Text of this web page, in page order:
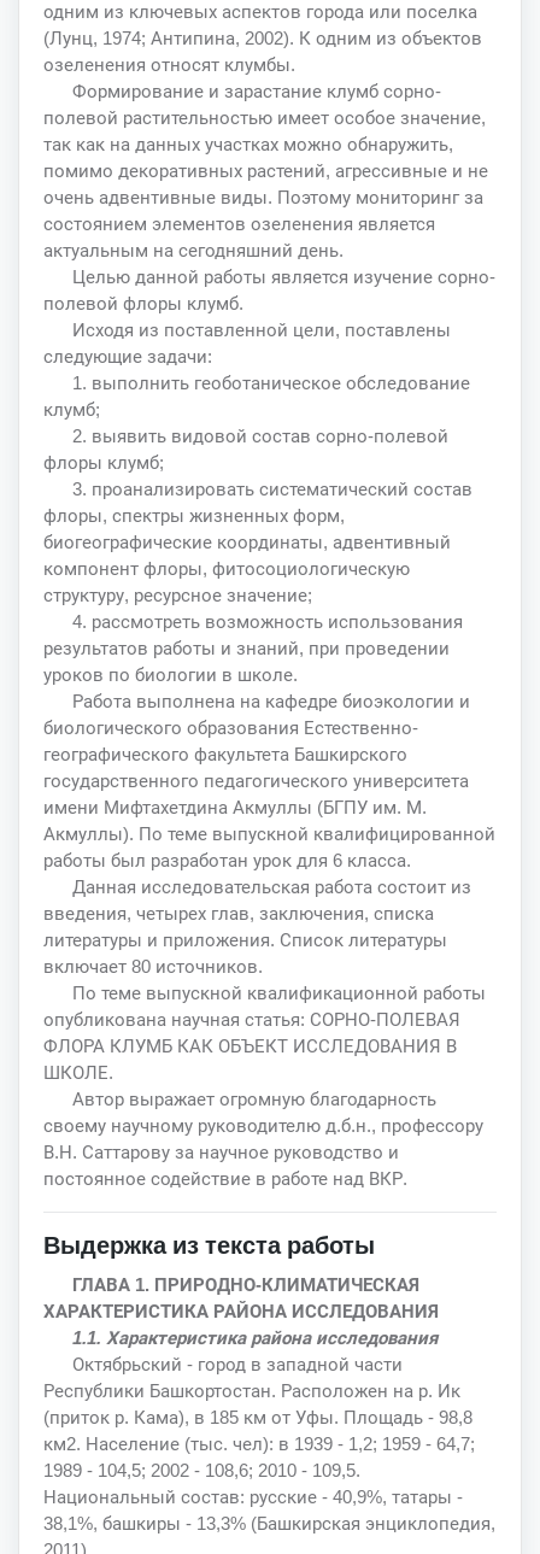
одним из ключевых аспектов города или поселка
(Лунц, 1974; Антипина, 2002). К одним из объектов
озеленения относят клумбы.
Формирование и зарастание клумб сорно-
полевой растительностью имеет особое значение,
так как на данных участках можно обнаружить,
помимо декоративных растений, агрессивные и не
очень адвентивные виды. Поэтому мониторинг за
состоянием элементов озеленения является
актуальным на сегодняшний день.
Целью данной работы является изучение сорно-
полевой флоры клумб.
Исходя из поставленной цели, поставлены
следующие задачи:
1. выполнить геоботаническое обследование
клумб;
2. выявить видовой состав сорно-полевой
флоры клумб;
3. проанализировать систематический состав
флоры, спектры жизненных форм,
биогеографические координаты, адвентивный
компонент флоры, фитосоциологическую
структуру, ресурсное значение;
4. рассмотреть возможность использования
результатов работы и знаний, при проведении
уроков по биологии в школе.
Работа выполнена на кафедре биоэкологии и
биологического образования Естественно-
географического факультета Башкирского
государственного педагогического университета
имени Мифтахетдина Акмуллы (БГПУ им. М.
Акмуллы). По теме выпускной квалифицированной
работы был разработан урок для 6 класса.
Данная исследовательская работа состоит из
введения, четырех глав, заключения, списка
литературы и приложения. Список литературы
включает 80 источников.
По теме выпускной квалификационной работы
опубликована научная статья: СОРНО-ПОЛЕВАЯ
ФЛОРА КЛУМБ КАК ОБЪЕКТ ИССЛЕДОВАНИЯ В
ШКОЛЕ.
Автор выражает огромную благодарность
своему научному руководителю д.б.н., профессору
В.Н. Саттарову за научное руководство и
постоянное содействие в работе над ВКР.
Выдержка из текста работы
ГЛАВА 1. ПРИРОДНО-КЛИМАТИЧЕСКАЯ
ХАРАКТЕРИСТИКА РАЙОНА ИССЛЕДОВАНИЯ
1.1. Характеристика района исследования
Октябрьский - город в западной части
Республики Башкортостан. Расположен на р. Ик
(приток р. Кама), в 185 км от Уфы. Площадь - 98,8
км2. Население (тыс. чел): в 1939 - 1,2; 1959 - 64,7;
1989 - 104,5; 2002 - 108,6; 2010 - 109,5.
Национальный состав: русские - 40,9%, татары -
38,1%, башкиры - 13,3% (Башкирская энциклопедия,